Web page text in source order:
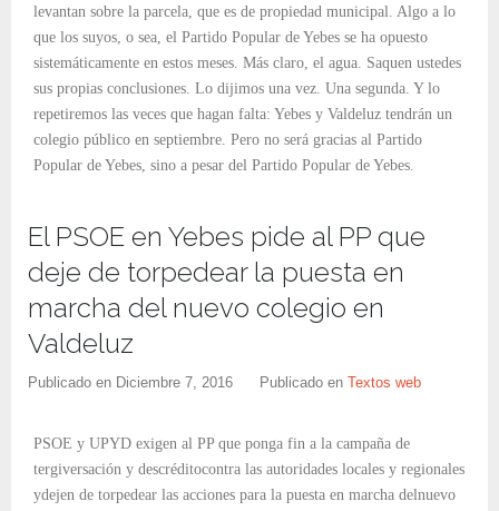
levantan sobre la parcela, que es de propiedad municipal. Algo a lo
que los suyos, o sea, el Partido Popular de Yebes se ha opuesto
sistemáticamente en estos meses. Más claro, el agua. Saquen ustedes
sus propias conclusiones. Lo dijimos una vez. Una segunda. Y lo
repetiremos las veces que hagan falta: Yebes y Valdeluz tendrán un
colegio público en septiembre. Pero no será gracias al Partido
Popular de Yebes, sino a pesar del Partido Popular de Yebes.
El PSOE en Yebes pide al PP que
deje de torpedear la puesta en
marcha del nuevo colegio en
Valdeluz
Publicado en Diciembre 7, 2016 Publicado en Textos web
PSOE y UPYD exigen al PP que ponga fin a la campaña de
tergiversación y descréditocontra las autoridades locales y regionales
ydejen de torpedear las acciones para la puesta en marcha delnuevo